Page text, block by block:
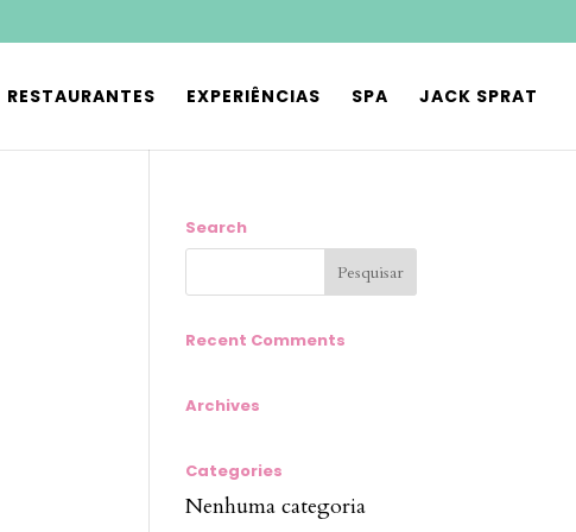
RESTAURANTES EXPERIÊNCIAS SPA JACK SPRAT
Search
Recent Comments
Archives
Categories
Nenhuma categoria